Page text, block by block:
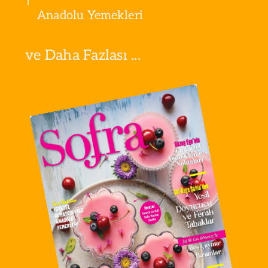
Anadolu Yemekleri
ve Daha Fazlası ...